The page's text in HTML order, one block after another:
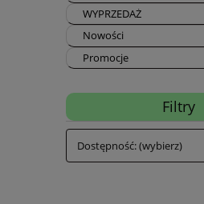
WYPRZEDAŻ
Nowości
Promocje
Filtry
Dostępność: (wybierz)